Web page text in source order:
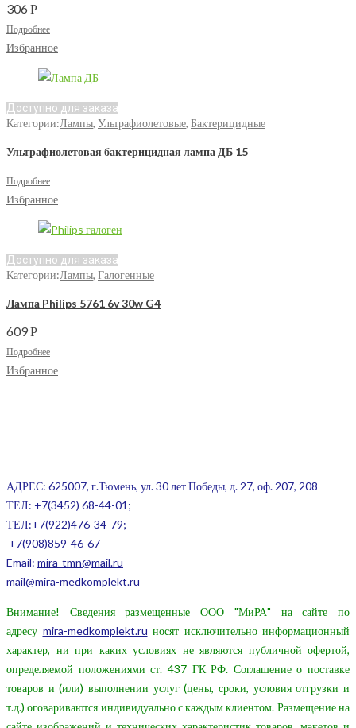
306 Р
Подробнее
Избранное
Доступно для заказа
Категории:Лампы, Ультрафиолетовые, Бактерицидные
Ультрафиолетовая бактерицидная лампа ДБ 15
Подробнее
Избранное
Доступно для заказа
Категории:Лампы, Галогенные
Лампа Philips 5761 6v 30w G4
609Р
Подробнее
Избранное
АДРЕС: 625007, г.Тюмень, ул. 30 лет Победы, д. 27, оф. 207, 208
ТЕЛ: +7(3452) 68-44-01;
ТЕЛ:+7(922)476-34-79;
+7(908)859-46-67
Email: mira-tmn@mail.ru
mail@mira-medkomplekt.ru
Внимание! Сведения размещенные ООО "МиРА" на сайте по
адресу mira-medkomplekt.ru носят исключительно информационный
характер, ни при каких условиях не являются публичной офертой,
определяемой положениями ст. 437 ГК РФ. Соглашение о поставке
товаров и (или) выполнении услуг (цены, сроки, условия отгрузки и
т.д.) оговариваются индивидуально с каждым клиентом. Размещение на